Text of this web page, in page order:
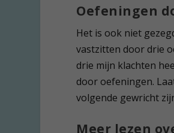
Oefeningen
Het is ook niet
vastzitten door drie
drie mijn klachten
door oefeningen.
volgende gewricht
Meer lezen